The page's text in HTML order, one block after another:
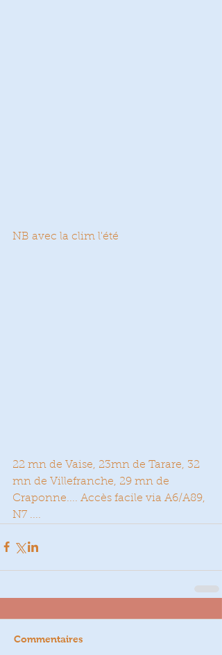
NB avec la clim l'été
22 mn de Vaise, 23mn de Tarare, 32
mn de Villefranche, 29 mn de
Craponne.... Accès facile via A6/A89,
N7 ....
Commentaires